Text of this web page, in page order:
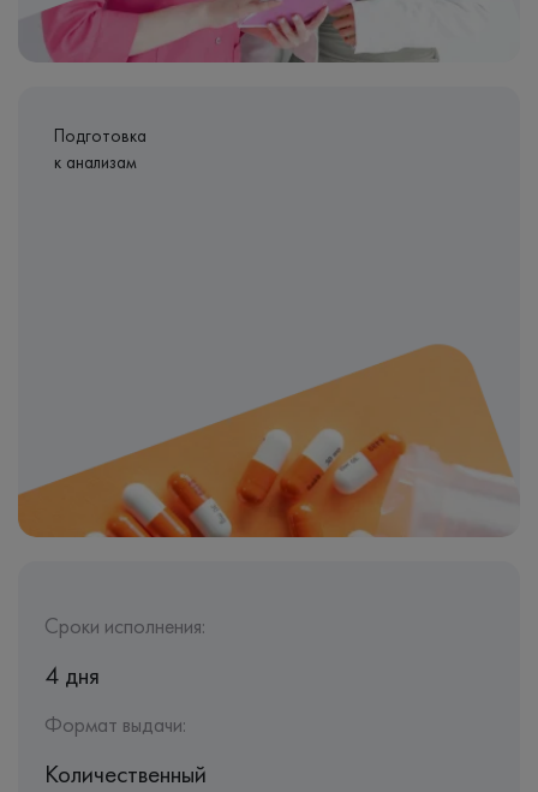
Подготовка
к анализам
Сроки исполнения:
4 дня
Формат выдачи:
Количественный